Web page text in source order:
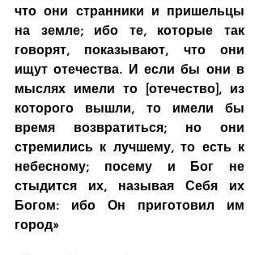
что они странники и пришельцы
на земле; ибо те, которые так
говорят, показывают, что они
ищут отечества. И если бы они в
мыслях имели то [отечество], из
которого вышли, то имели бы
время возвратиться; но они
стремились к лучшему, то есть к
небесному; посему и Бог не
стыдится их, называя Себя их
Богом: ибо Он приготовил им
город»